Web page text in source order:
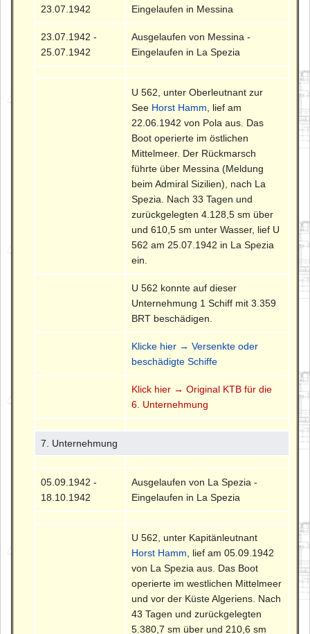
23.07.1942
Eingelaufen in Messina
23.07.1942 -
25.07.1942
Ausgelaufen von Messina -
Eingelaufen in La Spezia
U 562, unter Oberleutnant zur
See Horst Hamm , lief am
22.06.1942 von Pola aus. Das
Boot operierte im östlichen
Mittelmeer. Der Rückmarsch
führte über Messina (Meldung
beim Admiral Sizilien), nach La
Spezia. Nach 33 Tagen und
zurückgelegten 4.128,5 sm über
und 610,5 sm unter Wasser, lief U
562 am 25.07.1942 in La Spezia
ein.
U 562 konnte auf dieser
Unternehmung 1 Schiff mit 3.359
BRT beschädigen.
Klicke hier → Versenkte oder
beschädigte Schiffe
Klick hier → Original KTB für die
6. Unternehmung
7. Unternehmung
05.09.1942 -
18.10.1942
Ausgelaufen von La Spezia -
Eingelaufen in La Spezia
U 562, unter Kapitänleutnant
Horst Hamm , lief am 05.09.1942
von La Spezia aus. Das Boot
operierte im westlichen Mittelmeer
und vor der Küste Algeriens. Nach
43 Tagen und zurückgelegten
5.380,7 sm über und 210,6 sm